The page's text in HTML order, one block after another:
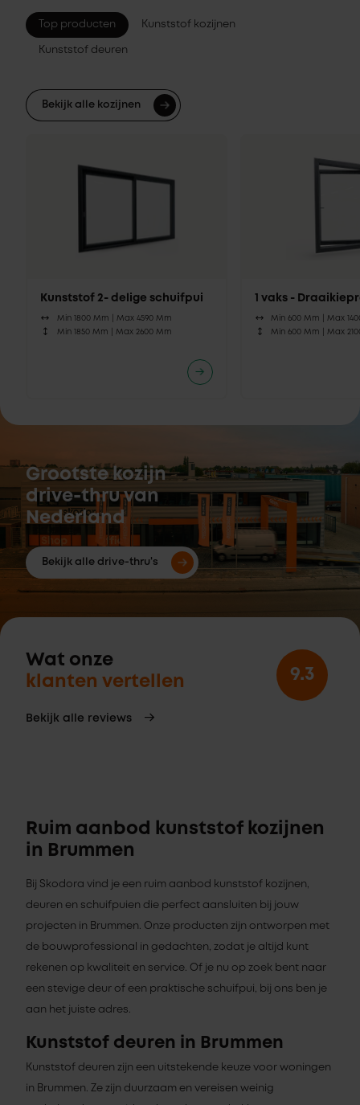
Top producten Kunststof kozijnen
Kunststof deuren
Bekijk alle kozijnen
Kunststof 2- delige schuifpui
Min 1800 Mm | Max 4590 Mm
Min 1850 Mm | Max 2600 Mm
1 vaks -
Min 600 Mm |Max
Min 600 Mm |Max
Grootste kozijn
drive-thru van
Nederland
Bekijk alle drive-thru's
Wat onze
klanten vertellen
Bekijk alle reviews
9.3
Ruim aanbod kunststof kozijnen
in Brummen
Bij Skodora vind je een ruim aanbod kunststof kozijnen,
deuren en schuifpuien die perfect aansluiten bij jouw
projecten in Brummen. Onze producten zijn ontworpen met
de bouwprofessional in gedachten, zodat je altijd kunt
rekenen op kwaliteit en service. Of je nu op zoek bent naar
een stevige deur of een praktische schuifpui, bij ons ben je
aan het juiste adres.
Kunststof deuren in Brummen
Kunststof deuren zijn een uitstekende keuze voor woningen
in Brummen. Ze zijn duurzaam en vereisen weinig